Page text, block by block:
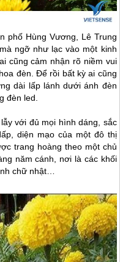
phố Hùng Vương, Lê Trung
ngỡ như lạc vào một kinh
cũng cảm nhận rõ niềm vui
đèn. Để rồi bất kỳ ai cũng
dài lấp lánh dưới ánh đèn
đèn led.
với đủ mọi hình dáng, sắc
diện mạo của một đô thị
trang hoàng theo một chủ
năm cánh, nơi là các khối
chữ nhật…